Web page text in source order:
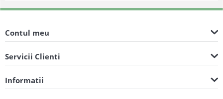
Contul meu
Servicii Clienti
Informatii